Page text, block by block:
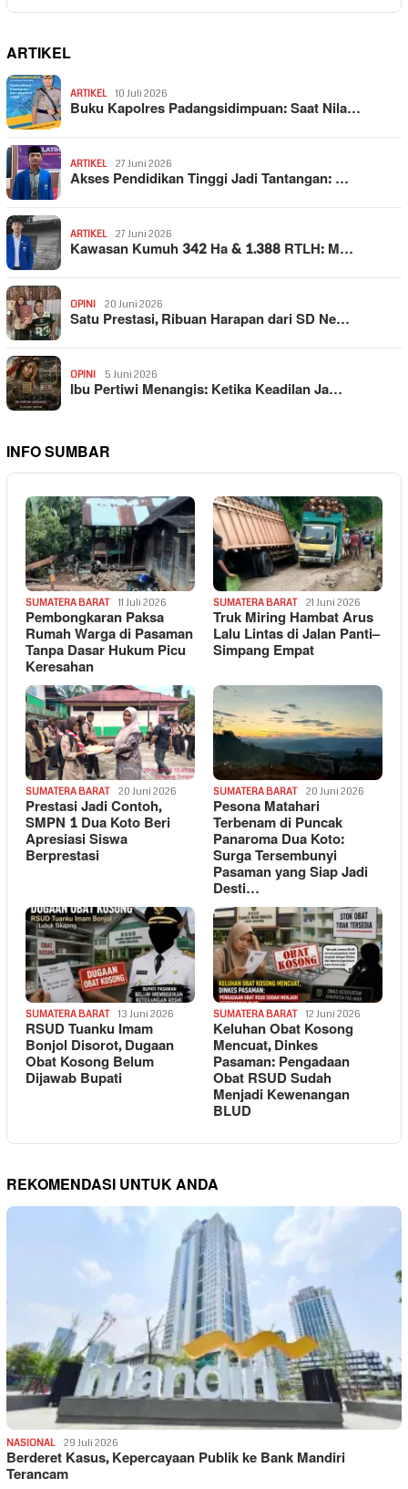
ARTIKEL
ARTIKEL 10 Juli 2026
Buku Kapolres Padangsidimpuan: Saat Nila…
ARTIKEL 27 Juni 2026
Akses Pendidikan Tinggi Jadi Tantangan: …
ARTIKEL 27 Juni 2026
Kawasan Kumuh 342 Ha & 1.388 RTLH: M…
OPINI 20 Juni 2026
Satu Prestasi, Ribuan Harapan dari SD Ne…
OPINI 5 Juni 2026
Ibu Pertiwi Menangis: Ketika Keadilan Ja…
INFO SUMBAR
SUMATERA BARAT 11 Juli 2026
Pembongkaran Paksa
Rumah Warga di Pasaman
Tanpa Dasar Hukum Picu
Keresahan
SUMATERA BARAT 21 Juni 2026
Truk Miring Hambat Arus
Lalu Lintas di Jalan Panti–
Simpang Empat
SUMATERA BARAT 20 Juni 2026
Prestasi Jadi Contoh,
SMPN 1 Dua Koto Beri
Apresiasi Siswa
Berprestasi
SUMATERA BARAT 20 Juni 2026
Pesona Matahari
Terbenam di Puncak
Panaroma Dua Koto:
Surga Tersembunyi
Pasaman yang Siap Jadi
Desti…
SUMATERA BARAT 13 Juni 2026
RSUD Tuanku Imam
Bonjol Disorot, Dugaan
Obat Kosong Belum
Dijawab Bupati
SUMATERA BARAT 12 Juni 2026
Keluhan Obat Kosong
Mencuat, Dinkes
Pasaman: Pengadaan
Obat RSUD Sudah
Menjadi Kewenangan
BLUD
REKOMENDASI UNTUK ANDA
NASIONAL 29 Juli 2026
Berderet Kasus, Kepercayaan Publik ke Bank Mandiri
Terancam